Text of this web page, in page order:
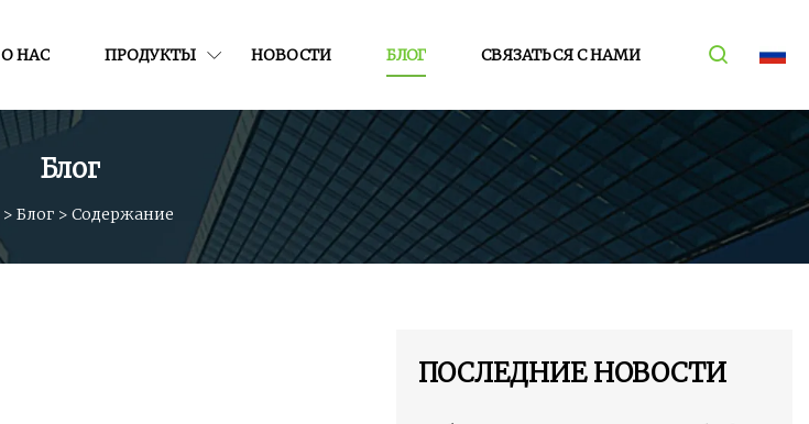
О НАС ПРОДУКТЫ НОВОСТИ БЛОГ СВЯЗАТЬСЯ С НАМИ
Блог
> Блог> Содержание
ПОСЛЕДНИЕ НОВОСТИ